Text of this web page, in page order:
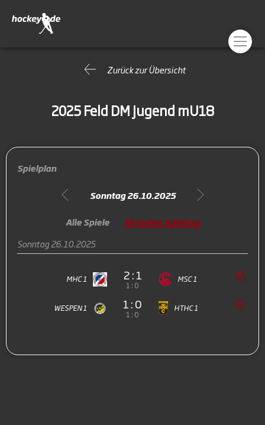
Zurück zur Übersicht
2025 Feld DM Jugend mU18
Spielplan
Sonntag 26.10.2025
Alle Spiele
Aktueller Spieltag
Sonntag 26.10.2025
MHC 1 2 : 1
1 : 0
MSC 1
WESPEN 1 1 : 0
1 : 0
HTHC 1